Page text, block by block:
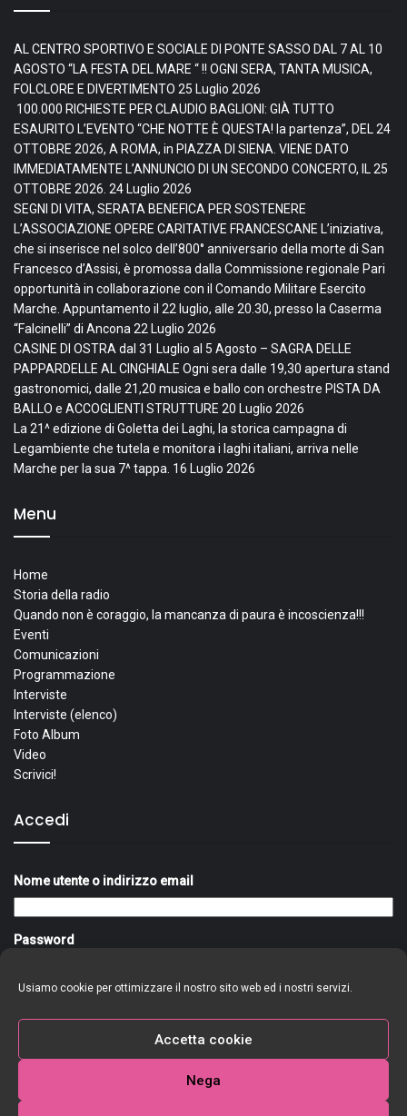
Usiamo cookie per ottimizzare il nostro sito web ed i nostri servizi.
Accetta cookie
Nega
AL CENTRO SPORTIVO E SOCIALE DI PONTE SASSO DAL 7 AL 10
AGOSTO “LA FESTA DEL MARE “ !! OGNI SERA, TANTA MUSICA,
FOLCLORE E DIVERTIMENTO 25 Luglio 2026
100.000 RICHIESTE PER CLAUDIO BAGLIONI: GIÀ TUTTO
ESAURITO L’EVENTO “CHE NOTTE È QUESTA! la partenza”, DEL 24
OTTOBRE 2026, A ROMA, in PIAZZA DI SIENA. VIENE DATO
IMMEDIATAMENTE L’ANNUNCIO DI UN SECONDO CONCERTO, IL 25
OTTOBRE 2026. 24 Luglio 2026
SEGNI DI VITA, SERATA BENEFICA PER SOSTENERE
L’ASSOCIAZIONE OPERE CARITATIVE FRANCESCANE L’iniziativa,
che si inserisce nel solco dell’800° anniversario della morte di San
Francesco d’Assisi, è promossa dalla Commissione regionale Pari
opportunità in collaborazione con il Comando Militare Esercito
Marche. Appuntamento il 22 luglio, alle 20.30, presso la Caserma
“Falcinelli” di Ancona 22 Luglio 2026
CASINE DI OSTRA dal 31 Luglio al 5 Agosto – SAGRA DELLE
PAPPARDELLE AL CINGHIALE Ogni sera dalle 19,30 apertura stand
gastronomici, dalle 21,20 musica e ballo con orchestre PISTA DA
BALLO e ACCOGLIENTI STRUTTURE 20 Luglio 2026
La 21^ edizione di Goletta dei Laghi, la storica campagna di
Legambiente che tutela e monitora i laghi italiani, arriva nelle
Marche per la sua 7^ tappa. 16 Luglio 2026
Menu
Home
Storia della radio
Quando non è coraggio, la mancanza di paura è incoscienza!!!
Eventi
Comunicazioni
Programmazione
Interviste
Interviste (elenco)
Foto Album
Video
Scrivici!
Accedi
Nome utente o indirizzo email
Password
Ricordami